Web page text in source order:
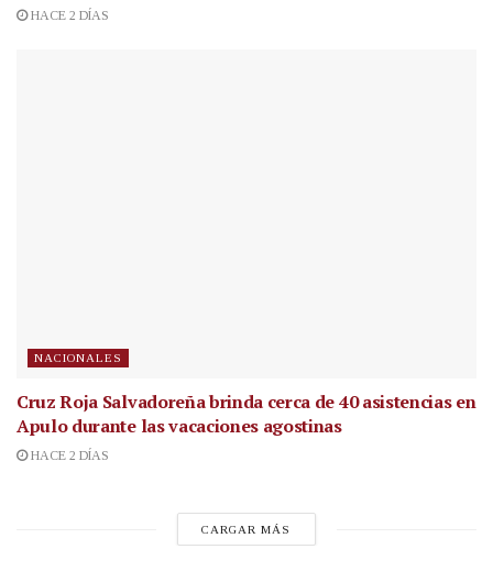
HACE 2 DÍAS
NACIONALES
Cruz Roja Salvadoreña brinda cerca de 40 asistencias en
Apulo durante las vacaciones agostinas
HACE 2 DÍAS
CARGAR MÁS